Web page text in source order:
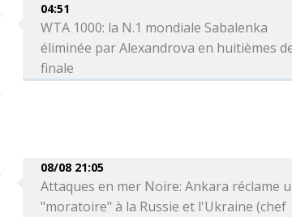
04:51
WTA 1000: la N.1 mondiale Sabalenka
éliminée par Alexandrova en huitièmes
finale
08/08 21:05
Attaques en mer Noire: Ankara réclame
"moratoire" à la Russie et l'Ukraine (chef